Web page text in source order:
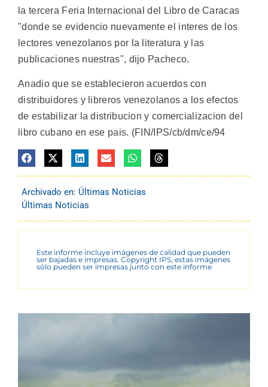
la tercera Feria Internacional del Libro de Caracas
"donde se evidencio nuevamente el interes de los
lectores venezolanos por la literatura y las
publicaciones nuestras", dijo Pacheco.
Anadio que se establecieron acuerdos con
distribuidores y libreros venezolanos a los efectos
de estabilizar la distribucion y comercializacion del
libro cubano en ese pais. (FIN/IPS/cb/dm/ce/94
Archivado en: Últimas Noticias
Últimas Noticias
Este informe incluye imágenes de calidad que pueden
ser bajadas e impresas. Copyright IPS, estas imágenes
sólo pueden ser impresas junto con este informe